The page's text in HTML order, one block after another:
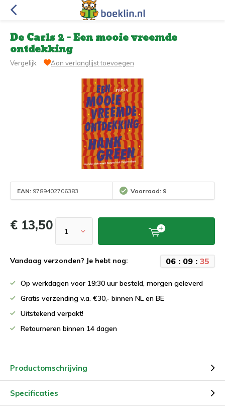
De Carls 2 - Een mooie vreemde
ontdekking
Vergelijk Aan verlanglijst toevoegen
EAN: 9789402706383 Voorraad: 9
€ 13,50
Vandaag verzonden? Je hebt nog: 06 : 09 : 35
Op werkdagen voor 19:30 uur besteld, morgen geleverd
Gratis verzending v.a. €30,- binnen NL en BE
Uitstekend verpakt!
Retourneren binnen 14 dagen
Productomschrijving
Specificaties